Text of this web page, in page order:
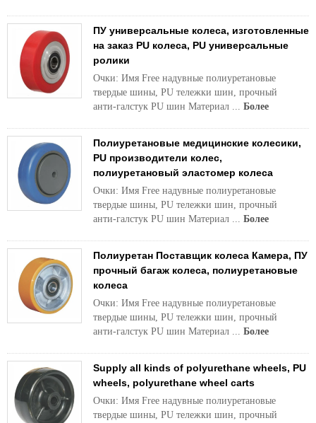
ПУ универсальные колеса, изготовленные
на заказ PU колеса, PU универсальные
ролики
Очки: Имя Free надувные полиуретановые
твердые шины, PU тележки шин, прочный
анти-галстук PU шин Материал ... Более
Полиуретановые медицинские колесики,
PU производители колес,
полиуретановый эластомер колеса
Очки: Имя Free надувные полиуретановые
твердые шины, PU тележки шин, прочный
анти-галстук PU шин Материал ... Более
Полиуретан Поставщик колеса Камера, ПУ
прочный багаж колеса, полиуретановые
колеса
Очки: Имя Free надувные полиуретановые
твердые шины, PU тележки шин, прочный
анти-галстук PU шин Материал ... Более
Supply all kinds of polyurethane wheels, PU
wheels, polyurethane wheel carts
Очки: Имя Free надувные полиуретановые
твердые шины, PU тележки шин, прочный